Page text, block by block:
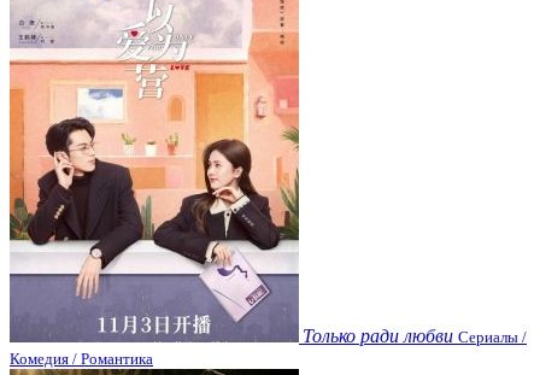
Только ради любви Сериалы /
Комедия / Романтика